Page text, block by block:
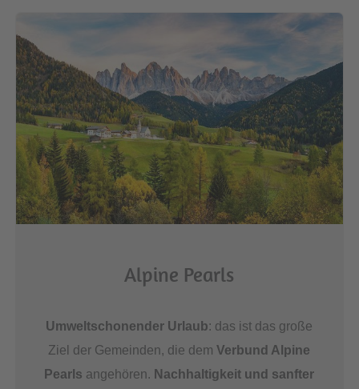
Alpine Pearls
Umweltschonender Urlaub: das ist das große
Ziel der Gemeinden, die demVerbund Alpine
Pearls angehören. Nachhaltigkeit und sanfter